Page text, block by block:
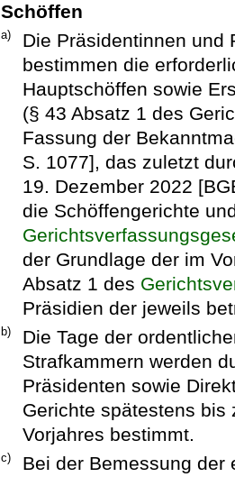
Schöffen
a)
Die Präsidentinnen und
bestimmen die
Hauptschöffen sowie
(§ 43 Absatz 1 des
Fassung der
S. 1077], das zuletzt
19. Dezember 2022
die Schöffengerichte
der Grundlage der im
Absatz 1 des
Präsidien der jeweils
b)
Die Tage der
Strafkammern werden
Präsidenten sowie
Gerichte spätestens bis
Vorjahres bestimmt.
c) Bei der Bemessung der